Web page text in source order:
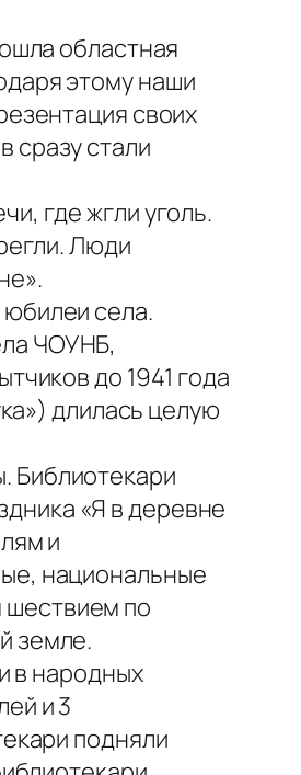
областная
этому наши
своих
сразу стали
где жгли уголь.
Люди
села.
ЧОУНБ,
до 1941 года
длилась целую
Библиотекари
«Я в деревне
и
национальные
по
земле.
в народных
и 3
подняли